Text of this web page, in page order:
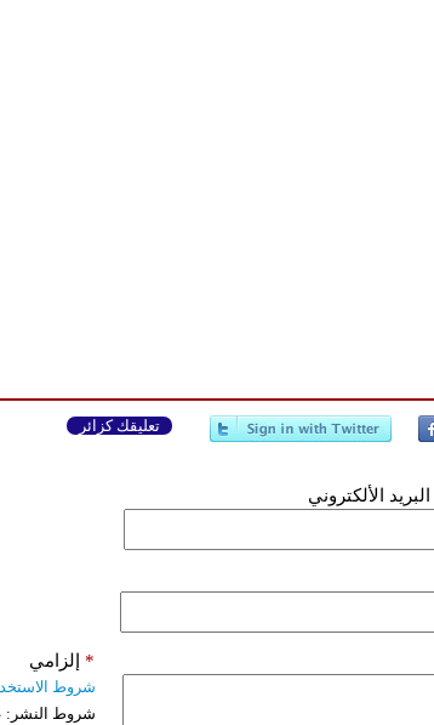
تعليقك كزائر
البريد الألكتروني
إلزامي *
شروط
شروط النشر: